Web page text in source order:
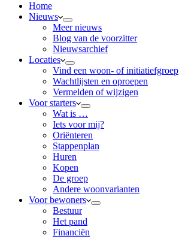
Home
Nieuws
Meer nieuws
Blog van de voorzitter
Nieuwsarchief
Locaties
Vind een woon- of initiatiefgroep
Wachtlijsten en oproepen
Vermelden of wijzigen
Voor starters
Wat is …
Iets voor mij?
Oriënteren
Stappenplan
Huren
Kopen
De groep
Andere woonvarianten
Voor bewoners
Bestuur
Het pand
Financiën